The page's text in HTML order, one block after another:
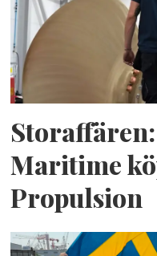
Maritime
Propulsion